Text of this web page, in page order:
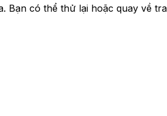
Bạn có thể thử lại hoặc quay về